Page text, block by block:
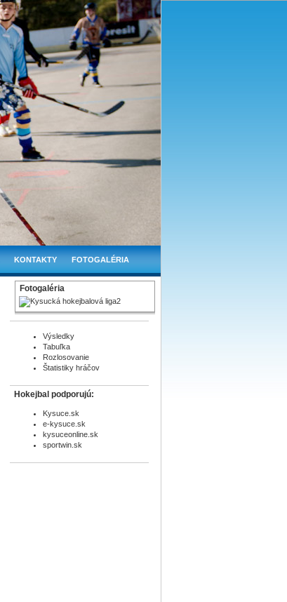
KONTAKTY FOTOGALÉRIA
Fotogaléria
Výsledky
Tabuľka
Rozlosovanie
Štatistiky hráčov
Hokejbal podporujú:
Kysuce.sk
e-kysuce.sk
kysuceonline.sk
sportwin.sk